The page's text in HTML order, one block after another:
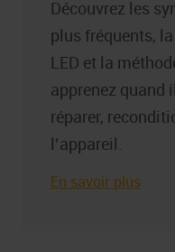
Découvrez les
plus fréquents,
LED et la
apprenez quand
réparer,
l’appareil.
En savoir plus